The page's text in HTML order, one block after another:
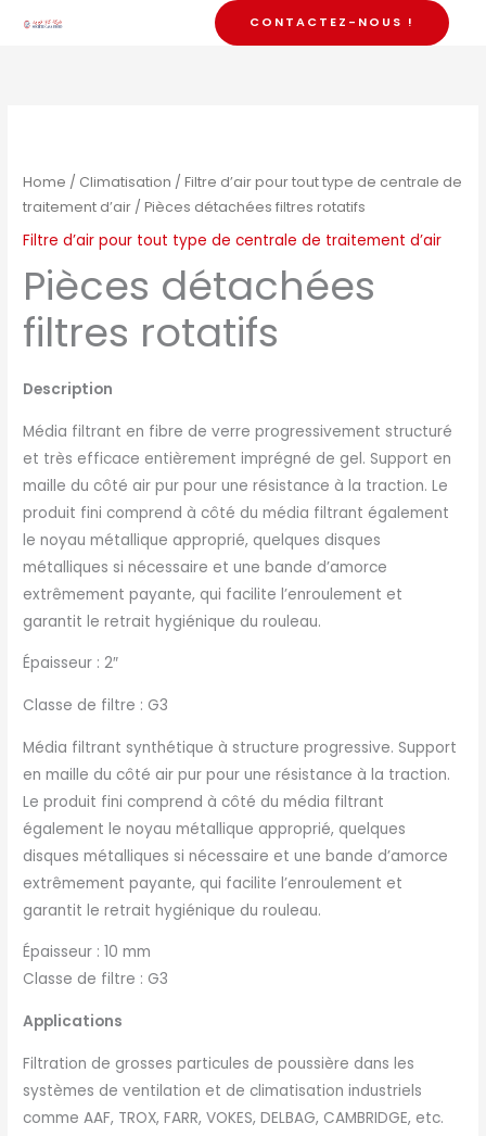
CONTACTEZ-NOUS !
Home / Climatisation /Filtre d’air pour tout type de centrale de
traitement d’air / Pièces détachées filtres rotatifs
Filtre d’air pour tout type de centrale de traitement d’air
Pièces détachées
filtres rotatifs
Description
Média filtrant en fibre de verre progressivement structuré
et très efficace entièrement imprégné de gel. Support en
maille du côté air pur pour une résistance à la traction. Le
produit fini comprend à côté du média filtrant également
le noyau métallique approprié, quelques disques
métalliques si nécessaire et une bande d’amorce
extrêmement payante, qui facilite l’enroulement et
garantit le retrait hygiénique du rouleau.
Épaisseur : 2″
Classe de filtre : G3
Média filtrant synthétique à structure progressive. Support
en maille du côté air pur pour une résistance à la traction.
Le produit fini comprend à côté du média filtrant
également le noyau métallique approprié, quelques
disques métalliques si nécessaire et une bande d’amorce
extrêmement payante, qui facilite l’enroulement et
garantit le retrait hygiénique du rouleau.
Épaisseur : 10 mm
Classe de filtre : G3
Applications
Filtration de grosses particules de poussière dans les
systèmes de ventilation et de climatisation industriels
comme AAF, TROX, FARR, VOKES, DELBAG, CAMBRIDGE, etc.